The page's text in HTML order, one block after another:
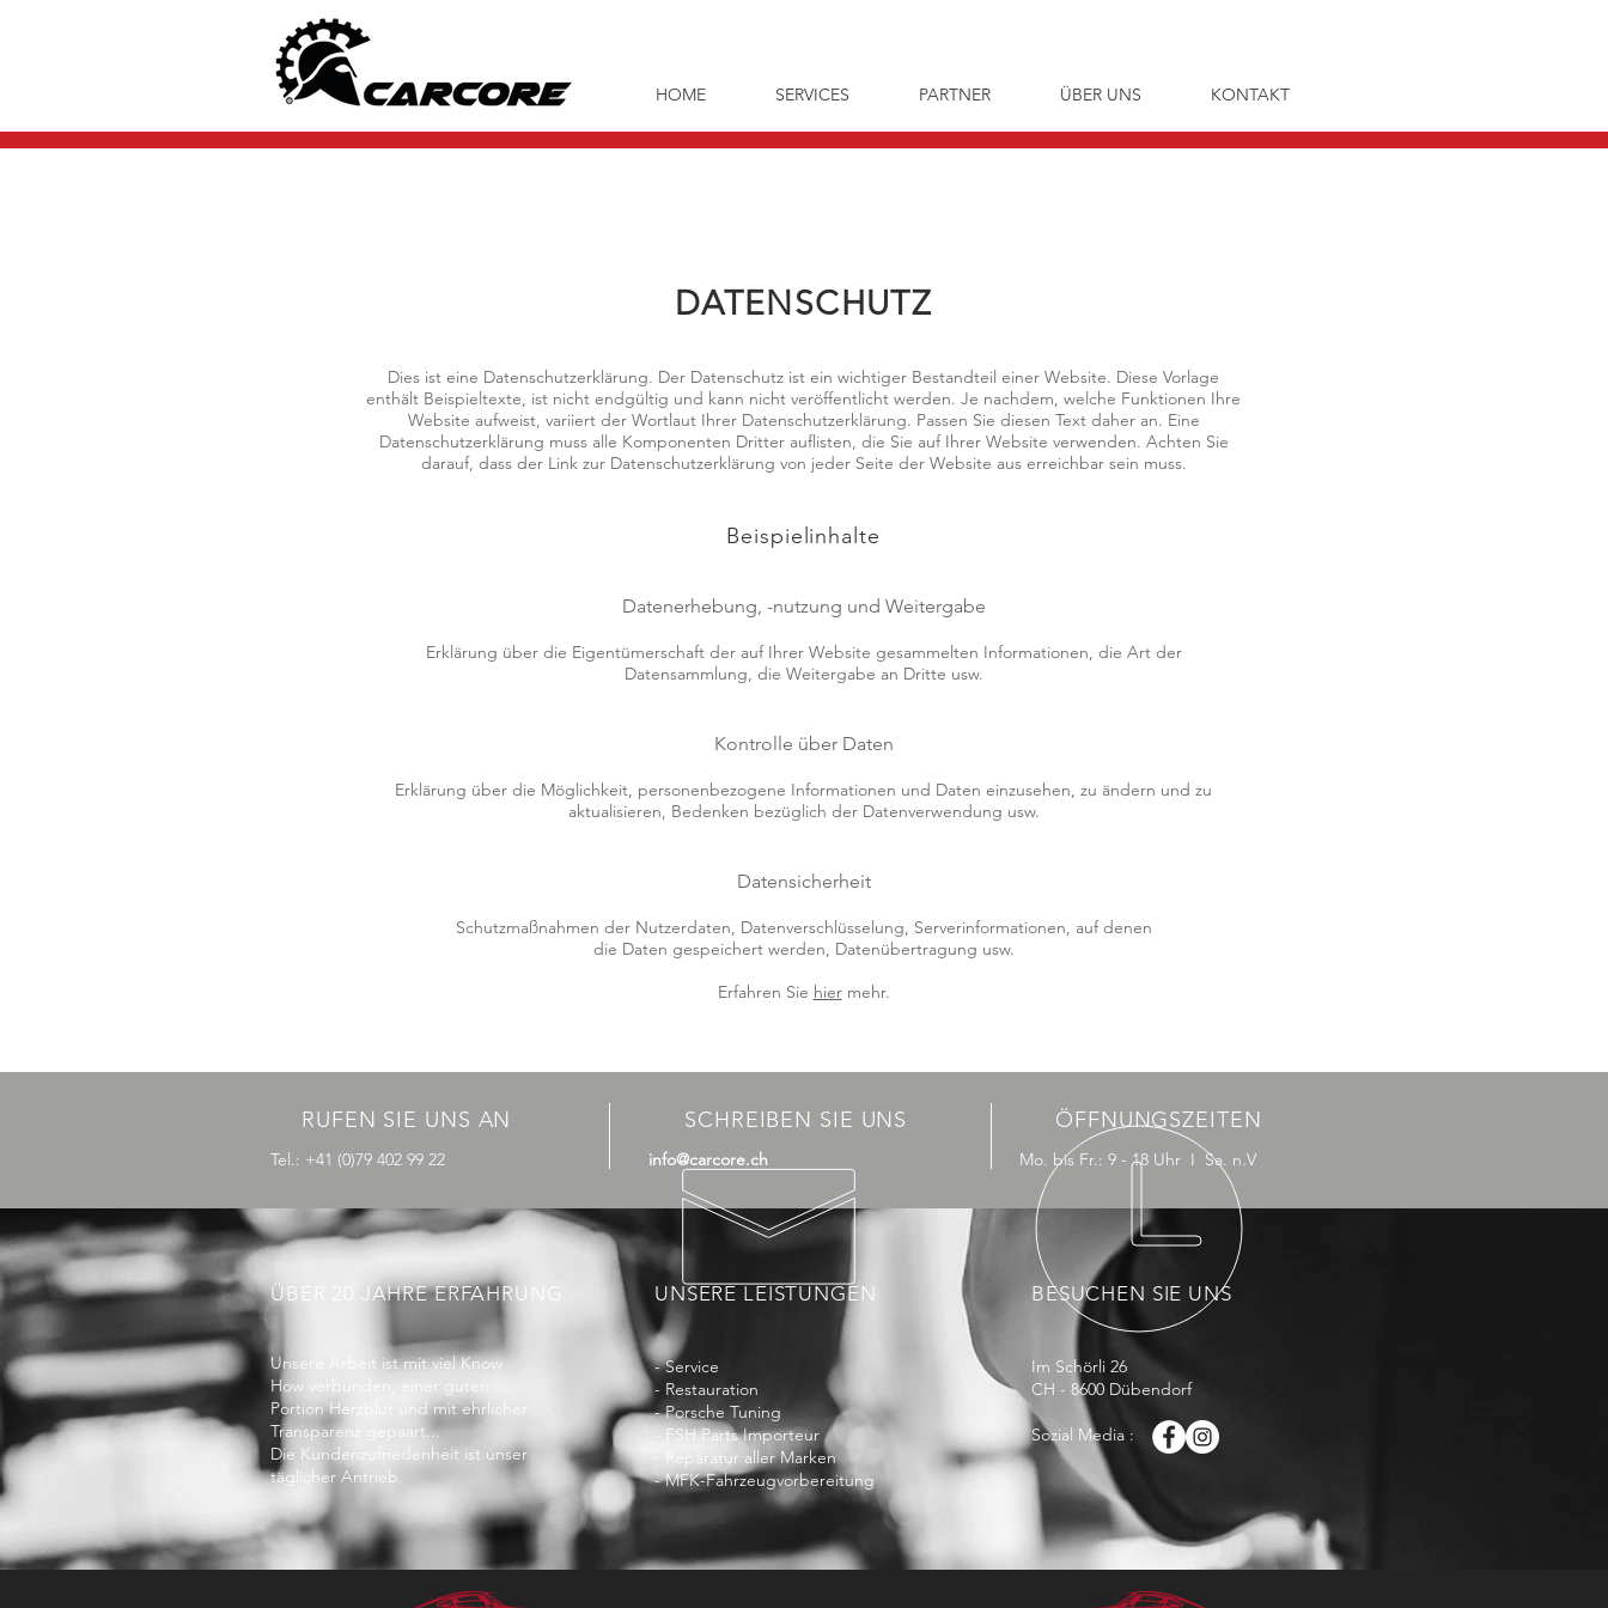
HOME SERVICES PARTNER ÜBER UNS KONTAKT
DATENSCHUTZ
Dies ist eine Datenschutzerklärung. Der Datenschutz ist ein wichtiger Bestandteil einer Website. Diese Vorlage
enthält Beispieltexte, ist nicht endgültig und kann nicht veröffentlicht werden. Je nachdem, welche Funktionen Ihre
Website aufweist, variiert der Wortlaut Ihrer Datenschutzerklärung. Passen Sie diesen Text daher an. Eine
Datenschutzerklärung muss alle Komponenten Dritter auflisten, die Sie auf Ihrer Website verwenden. Achten Sie
darauf, dass der Link zur Datenschutzerklärung von jeder Seite der Website aus erreichbar sein muss.
Beispielinhalte
Datenerhebung, -nutzung und Weitergabe
Erklärung über die Eigentümerschaft der auf Ihrer Website gesammelten Informationen, die Art der
Datensammlung, die Weitergabe an Dritte usw.
Kontrolle über Daten
Erklärung über die Möglichkeit, personenbezogene Informationen und Daten einzusehen, zu ändern und zu
aktualisieren, Bedenken bezüglich der Datenverwendung usw.
Datensicherheit
Schutzmaßnahmen der Nutzerdaten, Datenverschlüsselung, Serverinformationen, auf denen
die Daten gespeichert werden, Datenübertragung usw.
Erfahren Sie hiermehr.
RUFEN SIE UNS AN
Tel.: +41 (0)79 402 99 22
SCHREIBEN SIE UNS
info@carcore.ch
ÖFFNUNGSZEITEN
Mo. bis Fr.: 9 - 18 Uhr I Sa. n.V
ÜBER 20 JAHRE ERFAHRUNG
Unsere Arbeit ist mit viel Know
How verbunden, einer guten
Portion Herzblut und mit ehrlicher
Transparenz gepaart...
Die Kundenzufriedenheit ist unser
täglicher Antrieb.
UNSERE LEISTUNGEN
- Service
- Restauration
- Porsche Tuning
- FSH Parts Importeur
- Reparatur aller Marken
- MFK-Fahrzeugvorbereitung
BESUCHEN SIE UNS
Im Schörli 26
CH - 8600 Dübendorf
Sozial Media :